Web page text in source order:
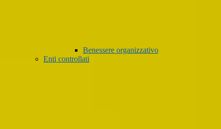
Benessere organizzativo
Enti controllati